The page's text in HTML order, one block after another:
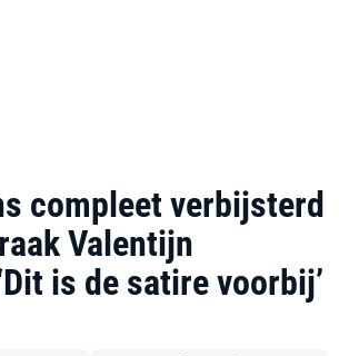
compleet verbijsterd
Valentijn
is de satire voorbij’